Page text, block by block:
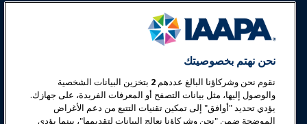
معارض وفعاليات
أخبار وعالم المرح
تعليم
نحن نهتم بخصوصيتك
نقوم نحن وشركاؤنا البالغ عددهم 2 بتخزين البيانات الشخصية
والوصول إليها، مثل بيانات التصفح أو المعرفات الفريدة، على جهازك.
يؤدي تحديد "أوافق" إلى تمكين تقنيات التتبع من دعم الأغراض
الموضحة ضمن "نحن وشركاؤنا نعالج البيانات لتقديمها"، بينما يؤدي